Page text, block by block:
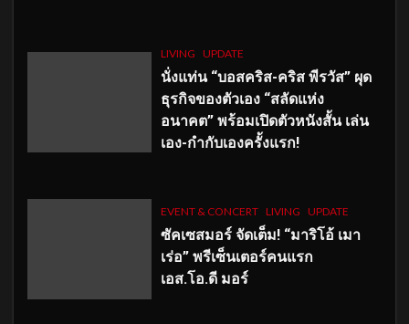
LIVING UPDATE
นั่งแท่น “บอสคริส-คริส พีรวัส” ผุด
ธุรกิจของตัวเอง “สลัดแห่ง
อนาคต” พร้อมเปิดตัวหนังสั้น เล่น
เอง-กำกับเองครั้งแรก!
EVENT & CONCERT LIVING UPDATE
ซัคเซสมอร์ จัดเต็ม! “มาริโอ้ เมา
เร่อ” พรีเซ็นเตอร์คนแรก
เอส.โอ.ดี มอร์